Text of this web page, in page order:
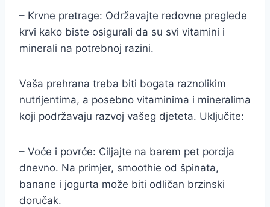
– Krvne pretrage: Održavajte redovne preglede
krvi kako biste osigurali da su svi vitamini i
minerali na potrebnoj razini.
Vaša prehrana treba biti bogata raznolikim
nutrijentima, a posebno vitaminima i mineralima
koji podržavaju razvoj vašeg djeteta. Uključite:
– Voće i povrće: Ciljajte na barem pet porcija
dnevno. Na primjer, smoothie od špinata,
banane i jogurta može biti odličan brzinski
doručak.